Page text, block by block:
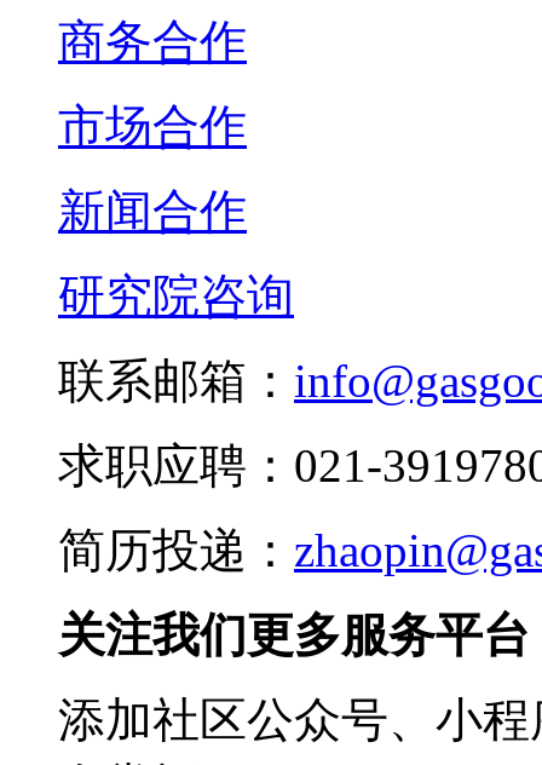
商务合作
市场合作
新闻合作
研究院咨询
联系邮箱：
求职应聘：021-
简历投递：
关注我们更多服务平台
添加社区公众号、小